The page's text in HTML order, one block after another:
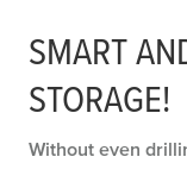
SMART
STORAGE!
Without even